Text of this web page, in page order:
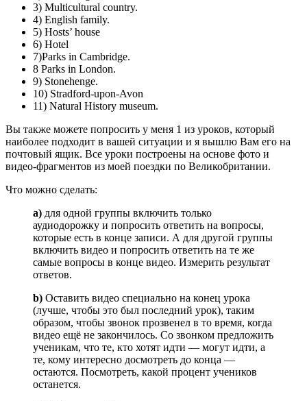
3) Multicultural country.
4) English family.
5) Hosts’ house
6) Hotel
7)Parks in Cambridge.
8 Parks in London.
9) Stonehenge.
10) Stradford-upon-Avon
11) Natural History museum.
Вы также можете попросить у меня 1 из уроков, который
наиболее подходит в вашей ситуации и я вышлю Вам его на
почтовый ящик. Все уроки построены на основе фото и
видео-фрагментов из моей поездки по Великобритании.
Что можно сделать:
a) для одной группы включить только
аудиодорожку и попросить ответить на вопросы,
которые есть в конце записи. А для другой группы
включить видео и попросить ответить на те же
самые вопросы в конце видео. Измерить результат
ответов.
b) Оставить видео специально на конец урока
(лучше, чтобы это был последний урок), таким
образом, чтобы звонок прозвенел в то время, когда
видео ещё не закончилось. Со звонком предложить
ученикам, что те, кто хотят идти — могут идти, а
те, кому интересно досмотреть до конца —
остаются. Посмотреть, какой процент учеников
останется.